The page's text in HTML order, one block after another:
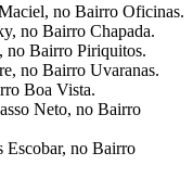
no Bairro Oficinas.
no Bairro Chapada.
no Bairro Piriquitos.
no Bairro Uvaranas.
Boa Vista.
Neto, no Bairro
Escobar, no Bairro